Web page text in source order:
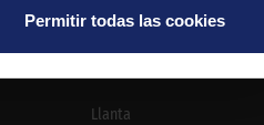
Permitir todas las cookies
Llanta